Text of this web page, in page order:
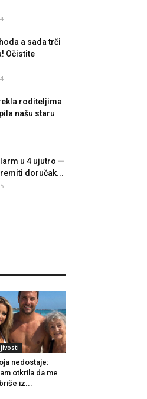
a sada trči
Očistite
roditeljima
našu staru
u 4 ujutro —
doručak...
nedostaje:
otkrila da me
iz...